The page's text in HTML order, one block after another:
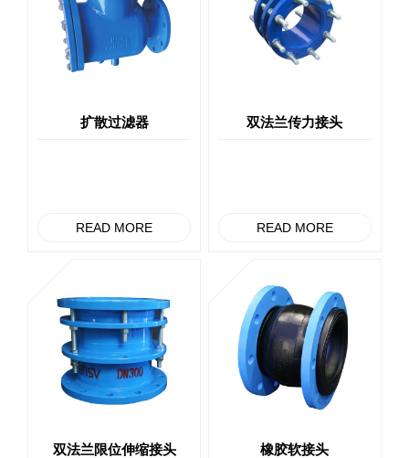
扩散过滤器
READ MORE
双法兰传力接头
READ MORE
双法兰限位伸缩接头 橡胶软接头